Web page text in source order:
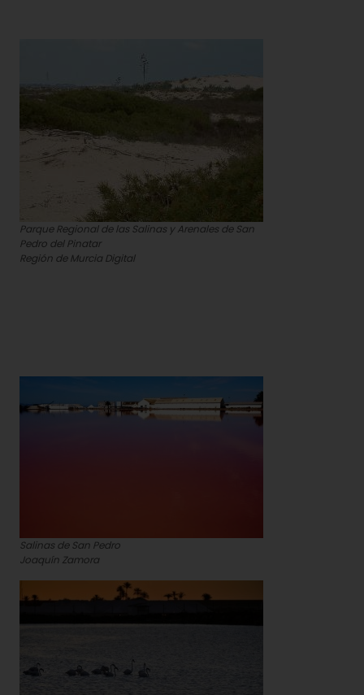
Parque Regional de las Salinas y Arenales de San
Pedro del Pinatar
Región de Murcia Digital
Salinas de San Pedro
Joaquín Zamora